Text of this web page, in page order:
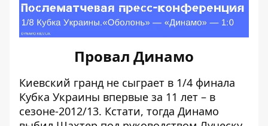
Провал Динамо
Киевский гранд не сыграет в 1/4 финала
Кубка Украины впервые за 11 лет – в
сезоне-2012/13. Кстати, тогда Динамо